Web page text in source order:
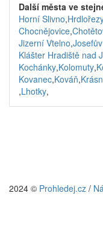
Další města ve
Horní Slivno,
Chocnějovice,
Jizerní Vtelno,
Klášter Hradiště nad
Kochánky,Kolomuty,
Kovanec,Kováň,
,Lhotky,
2024 © Prohledej.cz /